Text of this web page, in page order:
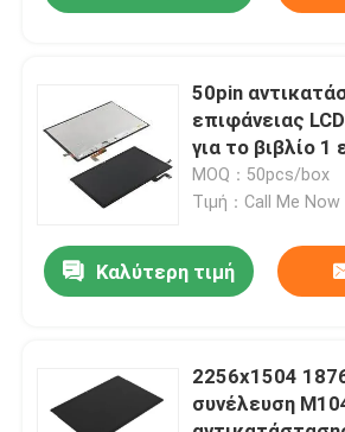
Αντικατάσταση οθόνης Lenovo
Αντικατάσταση οθόνης της Dell
Αντικατάσταση οθόνης HP LCD
Αντικατάσταση οθόνης Macbook
50pin
επιφάνειας
για το βιβλίο 1
ΔΙΕΘΝΏΝ
ΠΡΑΚΤΟΡΕΊΩΝ 2
MOQ：50pcs/box
Τιμή：Call Me Now
Καλύτερη τιμή
2256x1504
συνέλευση